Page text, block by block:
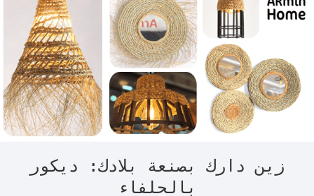
زين دارك بصنعة بلادك: ديكور
بالحلفاء